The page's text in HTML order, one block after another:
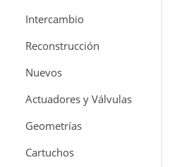
Intercambio
Reconstrucción
Nuevos
Actuadores y Válvulas
Geometrías
Cartuchos